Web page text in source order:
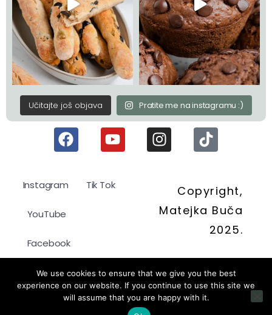
Učitajte još objava Pratite me na instagramu :)
Instagram Tik Tok
YouTube
Facebook
Politika kolačića
Pravila privatnosti
Copyright,
Matejka Buča
2025.
We use cookies to ensure that we give you the best
experience on our website. If you continue to use this site we
will assume that you are happy with it.